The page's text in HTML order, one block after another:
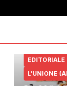
EDITORIALE
L'UNIONE